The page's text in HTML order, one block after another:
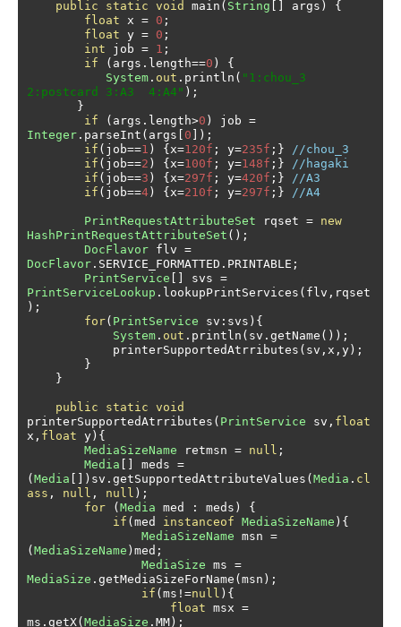
public
static void main ( String [] args )
{
float x = 0 ;
float y = 0 ;
int job = 1 ;
if
( args . length==0 )
{
System . out . println ( "1:chou_3
2:postcard 3:A3  4:A4" );
}
if
( args . length>0 ) job =
Integer . parseInt ( args [ 0 ]);
if ( job==1 ) {x=120f ; y=235f ;}
//chou_3
if ( job==2 ) {x=100f ; y=148f ;}
//hagaki
if ( job==3 ) {x=297f ; y=420f ;}
//A3
if ( job==4) {x=210f ; y=297f ;} //A4
PrintRequestAttributeSet rqset = new
HashPrintRequestAttributeSet ();
DocFlavor flv =
DocFlavor . SERVICE_FORMATTED . PRINTABLE ;
PrintService [] svs =
PrintServiceLookup . lookupPrintServices ( flv , rqset
);
for( PrintService sv : svs ){
System . out . println ( sv . getName ());
            printerSupportedAtrributes
( sv , x , y);
}
}
public static void
printerSupportedAtrributes ( PrintService sv , float
x , float y){
MediaSizeName retmsn = null ;
Media [] meds =
(Media []) sv . getSupportedAttributeValues (Media . cl
ass , null , null );
for
(Media med : meds )
{
if (med instanceof MediaSizeName ){
MediaSizeName msn =
(MediaSizeName ) med ;
MediaSize ms =
MediaSize . getMediaSizeForName (msn );
if (ms !=null ){
float msx =
ms . getX(MediaSize . MM);